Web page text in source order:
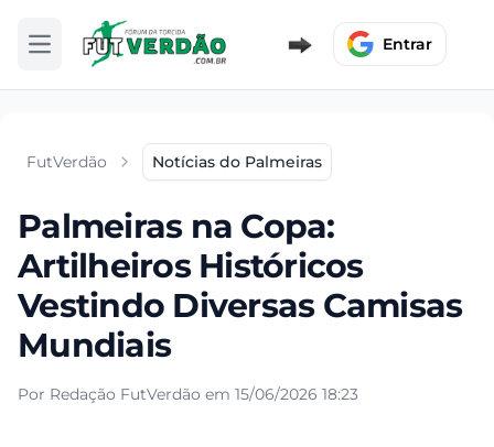
Abrir menu Entrar
FutVerdão Notícias do Palmeiras
Palmeiras na Copa:
Artilheiros Históricos
Vestindo Diversas Camisas
Mundiais
Por Redação FutVerdão em 15/06/2026 18:23